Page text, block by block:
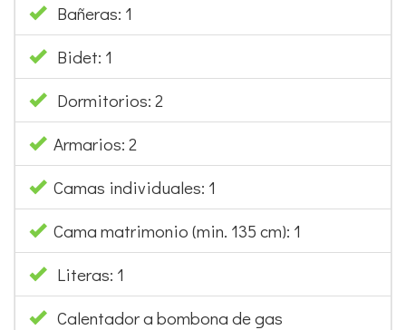
Bañeras: 1
Bidet: 1
Dormitorios: 2
Armarios: 2
Camas individuales: 1
Cama matrimonio (min. 135 cm): 1
Literas: 1
Calentador a bombona de gas